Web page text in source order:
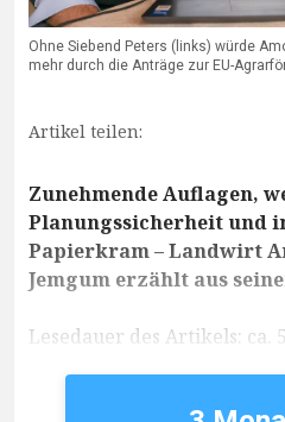
Ohne Siebend Peters (links) würde
mehr durch die Anträge zur EU-
Artikel teilen:
Zunehmende Auflagen,
Planungssicherheit und
Papierkram – Landwirt
Jemgum erzählt aus
Lesedauer des Artikels: ca.